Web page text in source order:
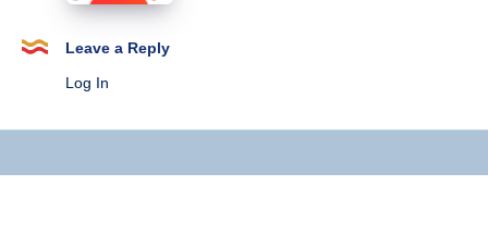
Cepat
Mandarin
Leave a Reply
Log In